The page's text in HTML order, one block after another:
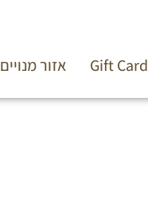
Gift Card אזור מנויים